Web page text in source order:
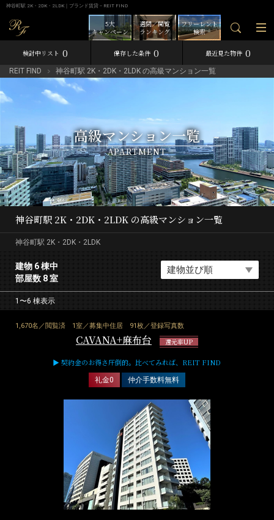
神谷町駅 2K・2DK・2LDK｜ブランド賃貸－REIT FIND
フリーレント
検索
週間／閲覧
ランキング
5大
キャンペーン
検討中リスト 0 保存した条件 0 最近見た物件 0
REIT FIND 神谷町駅 2K・2DK・2LDK の高級マンション一覧
高級マンション一覧
APARTMENT
神谷町駅 2K・2DK・2LDK の高級マンション一覧
神谷町駅 2K・2DK・2LDK
建物 6 棟中
部屋数 8 室
1〜6 棟表示
1,670名／閲覧済 1室／募集中住居 91枚／登録写真数
CAVANA+麻布台 還元率UP
▶ 契約金のお得さ圧倒的。比べてみれば、REIT FIND
礼金0 仲介手数料無料